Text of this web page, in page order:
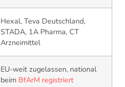
Hexal, Teva Deutschland,
STADA, 1A Pharma, CT
Arzneimittel
EU-weit zugelassen, national
beim BfArM registriert